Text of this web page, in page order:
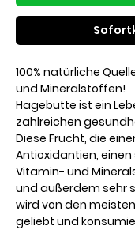
100% natürliche
und Mineralstoffen!
Hagebutte ist ein
zahlreichen
Diese Frucht, die
Antioxidantien, einen
Vitamin- und
und außerdem sehr
wird von den
geliebt und